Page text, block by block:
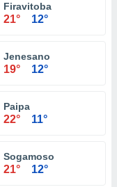
Firavitoba
21° 12°
Jenesano
19° 12°
Paipa
22° 11°
Sogamoso
21° 12°